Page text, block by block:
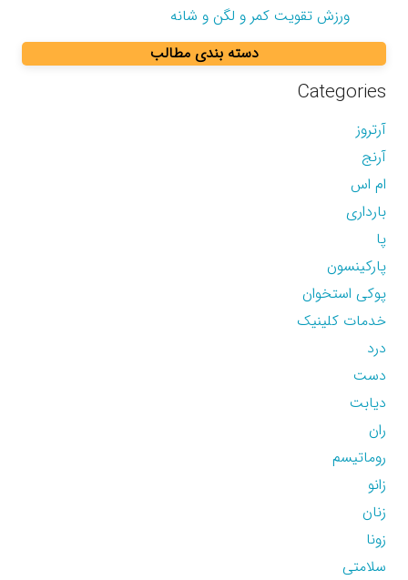
ورزش تقویت کمر و لگن و شانه
دسته بندی مطالب
Categories
آرتروز
آرنج
ام اس
بارداری
پا
پارکینسون
پوکی استخوان
خدمات کلینیک
درد
دست
دیابت
ران
روماتیسم
زانو
زنان
زونا
سلامتی